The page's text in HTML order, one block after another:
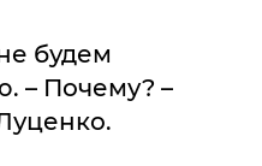
будем
– Почему? –